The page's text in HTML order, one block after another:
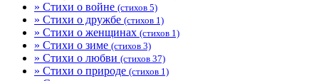
» Стихи о войне (стихов 5)
» Стихи о дружбе (стихов 1)
» Стихи о женщинах (стихов 1)
» Стихи о зиме (стихов 3)
» Стихи о любви (стихов 37)
» Стихи о природе (стихов 1)